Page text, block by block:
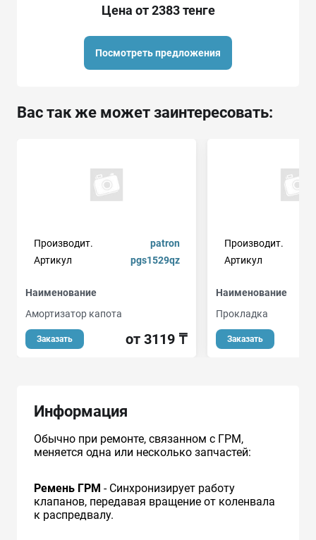
Цена от 2383 тенге
Посмотреть предложения
Вас так же может заинтересовать:
Производит.
patron
Артикул
pgs1529qz
Наименование
Амортизатор капота
Заказать от 3119 ₸
Производит.
Артикул
Наименование
Прокладкa
Заказать
Информация
Обычно при ремонте, связанном с ГРМ,
меняется одна или несколько запчастей:
Ремень ГРМ - Синхронизирует работу
клапанов, передавая вращение от коленвала
к распредвалу.